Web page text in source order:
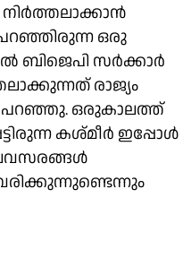
ഒരു
ബിജെപി സർക്കാർ
രാജ്യം
പറഞ്ഞു. ഒരുകാലത്ത്
കശ്മീർ ഇപ്പോൾ